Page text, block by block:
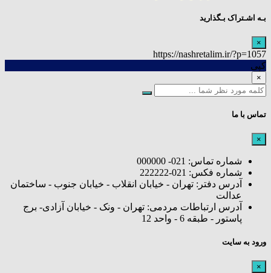
بـه اشـتراک بـگذارید
×
https://nashretalim.ir/?p=1057
کپی
×
تماس با ما
×
شماره تماس: 021- 000000
شماره فکس: 021-222222
آدرس دفتر: تهران - خیابان انقلاب - خیابان جنوب - ساختمان
عدالت
آدرس ارتباطات مردمی: تهران - ونک - خیابان آزادی- برج
پاستور - طبقه 6 - واحد 12
ورود به سایت
×